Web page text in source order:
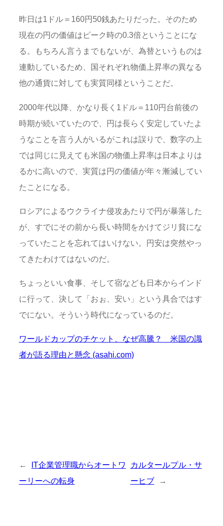
昨日は1ドル＝160円50銭あたりだった。そのため
現在の円の価値はピーク時の0.3倍ということにな
る。もちろん言うまでもないが、為替というものは
連動しているため、国それぞれ物価上昇率の異なる
他の通貨に対しても実質同様ということだ。
2000年代以降、かなり長く1ドル＝110円台前後の
時期が続いていたので、円は長らく安定していたよ
うなことを言う人がいるがこれは誤りで、数字の上
では同じに見えても米国の物価上昇率は日本よりは
るかに高いので、実質は円の価値が年々漸減してい
たことになる。
ロシアによるウクライナ侵攻あたりで円が暴落した
が、すでにその前から長い時間をかけてジリ貧にな
っていたことを忘れてはいけない。円安は突然やっ
てきたわけてはないのだ。
ちょっといい食事、そして宿なども日本からインド
に行って、決して「おぉ、安い」という具合ではす
でにない。そういう時代になっているのだ。
ワールドカップのチケット、なぜ高騰？ 米国の識
者が語る理由と懸念 (asahi.com)
←
IT企業管理職からオートワ
ーリーへの転身
カルタールプル・サ
ーヒブ
→